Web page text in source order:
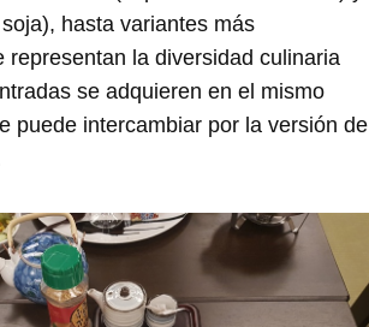
hasta variantes más
representan la diversidad culinaria
se adquieren en el mismo
puede intercambiar por la versión de